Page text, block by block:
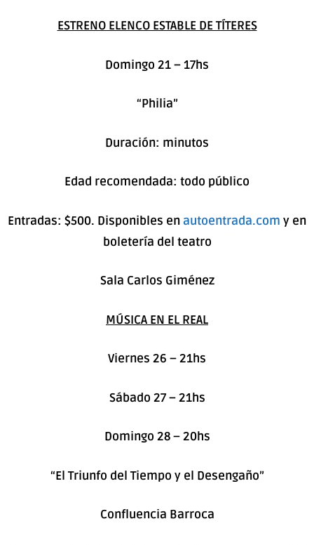
ESTRENO ELENCO ESTABLE DE TÍTERES
Domingo 21 – 17hs
“Philia”
Duración: minutos
Edad recomendada: todo público
Entradas: $500. Disponibles en autoentrada.com y en
boletería del teatro
Sala Carlos Giménez
MÚSICA EN EL REAL
Viernes 26 – 21hs
Sábado 27 – 21hs
Domingo 28 – 20hs
“El Triunfo del Tiempo y el Desengaño”
Confluencia Barroca